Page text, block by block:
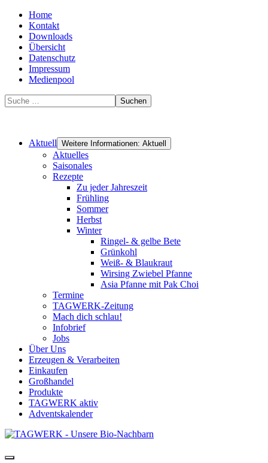
Home
Kontakt
Downloads
Übersicht
Datenschutz
Impressum
Medienpool
Suchen
Aktuell Weitere Informationen: Aktuell
Aktuelles
Saisonales
Rezepte
Zu jeder Jahreszeit
Frühling
Sommer
Herbst
Winter
Ringel- & gelbe Bete
Grünkohl
Weiß- & Blaukraut
Wirsing Zwiebel Pfanne
Asia Pfanne mit Pak Choi
Termine
TAGWERK-Zeitung
Mach dich schlau!
Infobrief
Jobs
Über Uns
Erzeugen & Verarbeiten
Einkaufen
Großhandel
Produkte
TAGWERK aktiv
Adventskalender